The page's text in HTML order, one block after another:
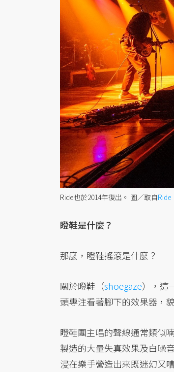
Ride也於2014年復出。 圖／取自Ride
瞪鞋是什麼？
那麼，瞪鞋搖滾是什麼？
關於瞪鞋（shoegaze），這
頭專注看著腳下的效果器，
瞪鞋團主唱的聲線通常類似
製造的大量失真效果及白噪
浸在樂手營造出來既迷幻又